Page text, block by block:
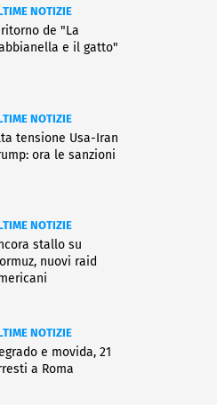
NOTIZIE
de "La
e il gatto"
NOTIZIE
tensione Usa-Iran
ora le sanzioni
NOTIZIE
stallo su
nuovi raid
NOTIZIE
e movida, 21
a Roma